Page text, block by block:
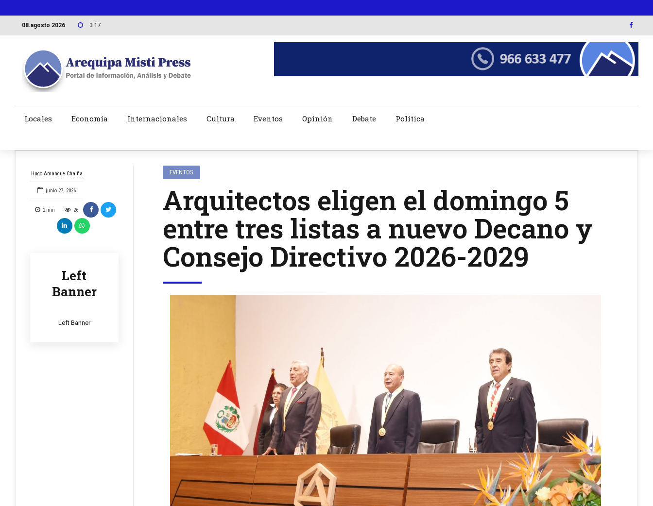
08.agosto 2026 3:17
Locales Economía Internacionales Cultura Eventos Opinión Debate Política
Hugo Amanque Chaiña
junio 27, 2026
2 min 26
Left
Banner
Left Banner
EVENTOS
Arquitectos eligen el domingo 5
entre tres listas a nuevo Decano y
Consejo Directivo 2026-2029